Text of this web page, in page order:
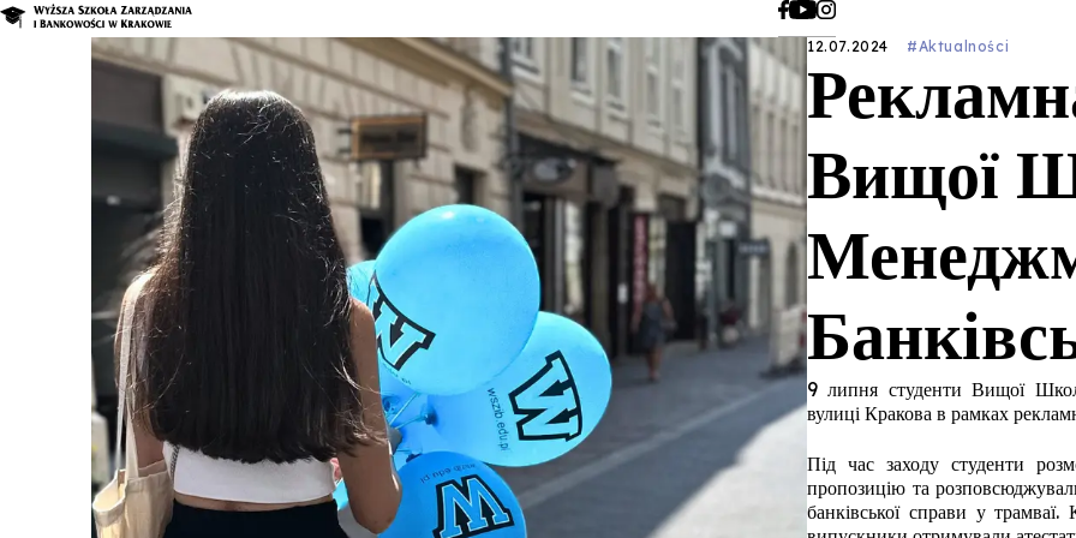
12.07.2024 #Aktualności
Вищої
9 липня студенти Вищої
вулиці Кракова в рамках
Під час заходу студенти
пропозицію та
банківської справи у